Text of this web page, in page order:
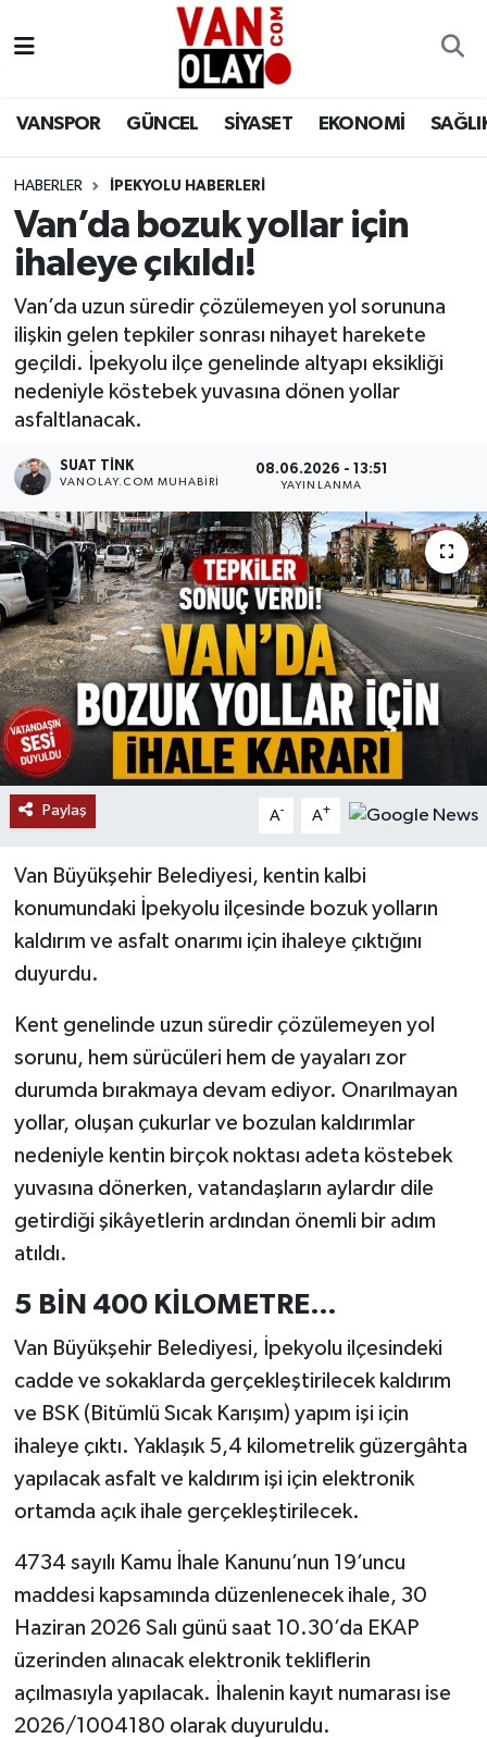
VANSPOR GÜNCEL SİYASET EKONOMİ
HABERLER İPEKYOLU HABERLERİ
Van’da bozuk yollar için
ihaleye çıkıldı!
Van’da uzun süredir çözülemeyen yol sorununa
ilişkin gelen tepkiler sonrası nihayet harekete
geçildi. İpekyolu ilçe genelinde altyapı eksikliği
nedeniyle köstebek yuvasına dönen yollar
asfaltlanacak.
SUAT TINK
VANOLAY.COM MUHABIRI
08.06.2026 - 13:51
YAYINLANMA
Paylaş A- A+
Van Büyükşehir Belediyesi, kentin kalbi
konumundaki İpekyolu ilçesinde bozuk yolların
kaldırım ve asfalt onarımı için ihaleye çıktığını
duyurdu.
Kent genelinde uzun süredir çözülemeyen yol
sorunu, hem sürücüleri hem de yayaları zor
durumda bırakmaya devam ediyor. Onarılmayan
yollar, oluşan çukurlar ve bozulan kaldırımlar
nedeniyle kentin birçok noktası adeta köstebek
yuvasına dönerken, vatandaşların aylardır dile
getirdiği şikâyetlerin ardından önemli bir adım
atıldı.
5 BİN 400 KİLOMETRE…
Van Büyükşehir Belediyesi, İpekyolu ilçesindeki
cadde ve sokaklarda gerçekleştirilecek kaldırım
ve BSK (Bitümlü Sıcak Karışım) yapım işi için
ihaleye çıktı. Yaklaşık 5,4 kilometrelik güzergâhta
yapılacak asfalt ve kaldırım işi için elektronik
ortamda açık ihale gerçekleştirilecek.
4734 sayılı Kamu İhale Kanunu’nun 19’uncu
maddesi kapsamında düzenlenecek ihale, 30
Haziran 2026 Salı günü saat 10.30’da EKAP
üzerinden alınacak elektronik tekliflerin
açılmasıyla yapılacak. İhalenin kayıt numarası ise
2026/1004180 olarak duyuruldu.
Siyaset
Ekonomi
Sağlık
Eğitim
Bilim & Teknoloji
Dünya
RESMİ İLANLAR
Van Nöbetçi Eczaneler
Van Namaz Vakitleri
Van Trafik Yoğunluk Haritası
Süper Lig Puan Durumu ve Fikstür
Tüm Manşetler
Son Dakika Haberleri
Haber Arşivi